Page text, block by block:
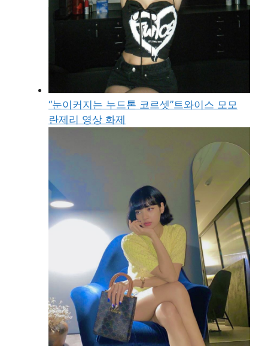
“눈이커지는 누드톤 코르셋”트와이스 모모
란제리 영상 화제